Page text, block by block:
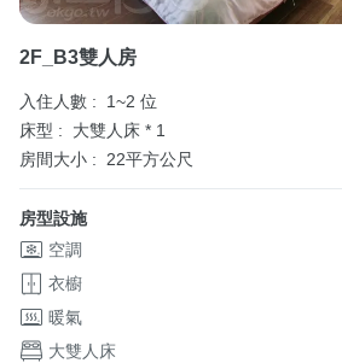
2F_B3雙人房
入住人數 :
1~2 位
床型 :
大雙人床 * 1
房間大小 : 22平方公尺
房型設施
空調
衣櫥
暖氣
大雙人床